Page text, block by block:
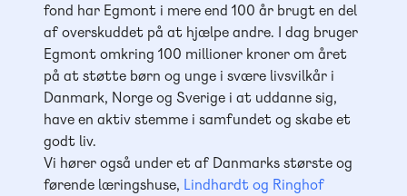
fond har Egmont i mere end 100 år brugt en del
af overskuddet på at hjælpe andre. I dag bruger
Egmont omkring 100 millioner kroner om året
på at støtte børn og unge i svære livsvilkår i
Danmark, Norge og Sverige i at uddanne sig,
have en aktiv stemme i samfundet og skabe et
godt liv.
Vi hører også under et af Danmarks største og
førende læringshuse, Lindhardt og Ringhof